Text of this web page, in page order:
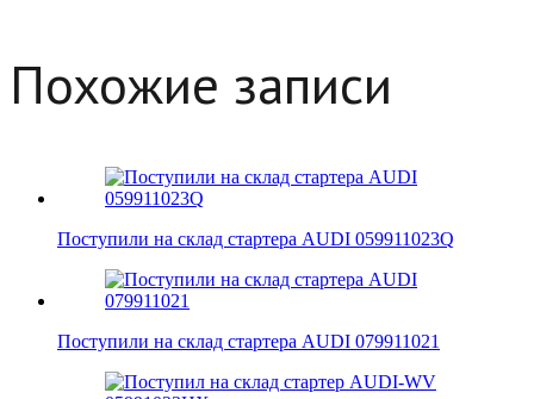
Похожие записи
Поступили на склад стартера AUDI 059911023Q
Поступили на склад стартера AUDI 079911021